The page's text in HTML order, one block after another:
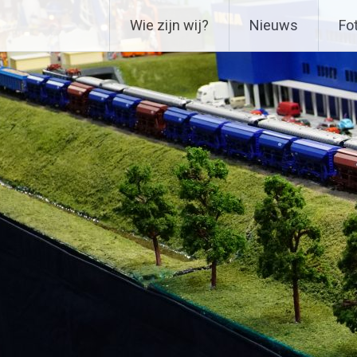
de
inhoud
Delftse Wie zijn wij? Nieuws